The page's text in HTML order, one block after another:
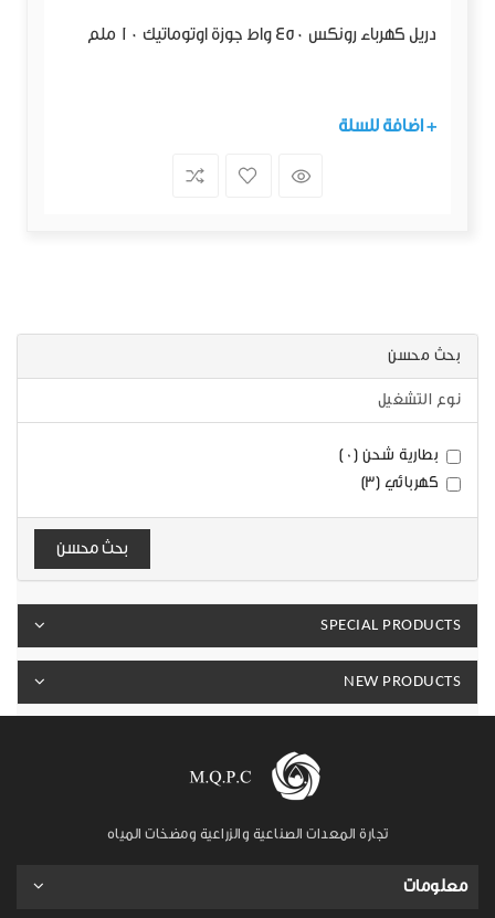
دريل كهرباء رونكس 450 واط جوزة اوتوماتيك 10 ملم
+ اضافة للسلة
بحث محسن
نوع التشغيل
بطارية شحن (0)
كهربائي (3)
بحث محسن
SPECIAL PRODUCTS
NEW PRODUCTS
تجارة المعدات الصناعية والزراعية ومضخات المياه
معلومات